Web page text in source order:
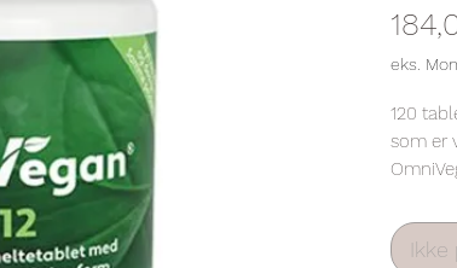
eks.
120
som er